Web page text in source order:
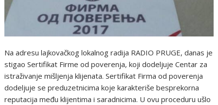
Na adresu lajkovačkog lokalnog radija RADIO PRUGE, danas je
stigao Sertifikat Firme od poverenja, koji dodeljuje Centar za
istraživanje mišljenja klijenata. Sertifikat Firma od poverenja
dodeljuje se preduzetnicima koje karakteriše besprekorna
reputacija među klijentima i saradnicima. U ovu proceduru ušlo